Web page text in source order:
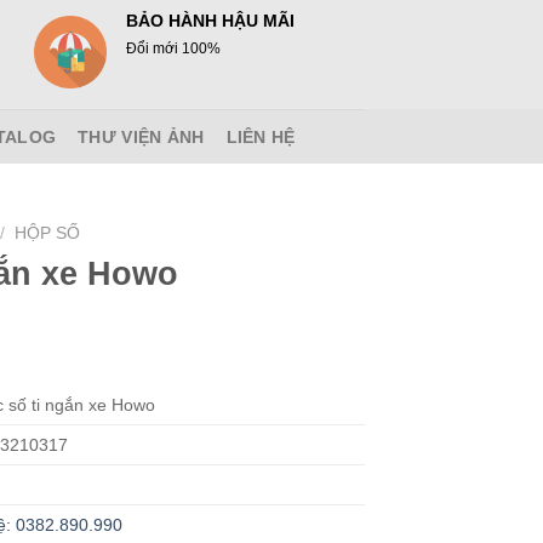
BẢO HÀNH HẬU MÃI
Đổi mới 100%
THƯ VIỆN ẢNH LIÊN HỆ
/ HỘP SỐ
xe Howo
số ti ngắn xe Howo
0382.890.990